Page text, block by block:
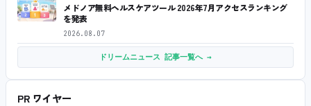
メドノア無料ヘルスケアツール 2026年7月アクセスランキング
を発表
2026.08.07
ドリームニュース 記事一覧へ →
PR ワイヤー